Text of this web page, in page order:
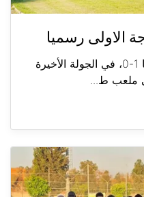
الاولى رسميا
فوز طرابلس على السلام زغرتا 1-0، في الجولة الأخيرة
ملعب ط...